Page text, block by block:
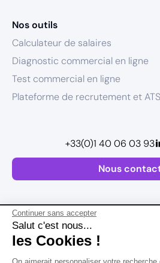
Continuer sans accepter
Salut c'est nous...
les Cookies !
On aimerait personnaliser votre recherche
Nos outils
Calculateur de salaires
Diagnostic commercial en ligne
Test commercial en ligne
Plateforme de recrutement et ATS
Nous
+33(0)1 40 06 03 93
Plan de site